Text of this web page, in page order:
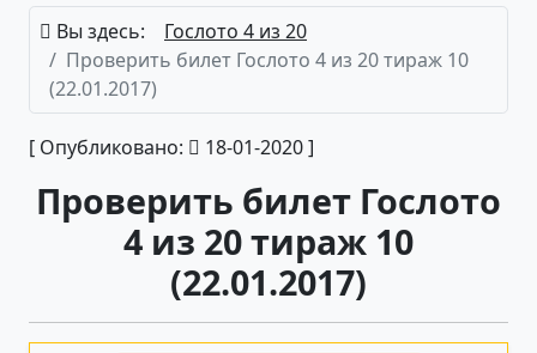
Вы здесь:
Гослото 4 из 20
Проверить билет Гослото 4 из 20 тираж 10
(22.01.2017)
[ Опубликовано: 18-01-2020 ]
Проверить билет Гослото
4 из 20 тираж 10
(22.01.2017)